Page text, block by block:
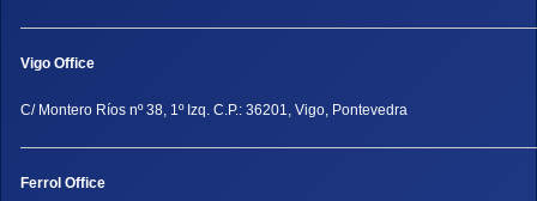
Vigo Office
C/ Montero Ríos nº 38, 1º Izq. C.P.: 36201, Vigo, Pontevedra
Ferrol Office